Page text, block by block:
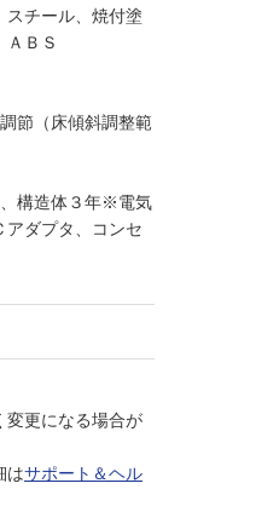
スチール、焼付塗
ＡＢＳ
節（床傾斜調整範
構造体３年※電気
アダプタ、コンセ
更になる場合が
はサポート＆ヘル